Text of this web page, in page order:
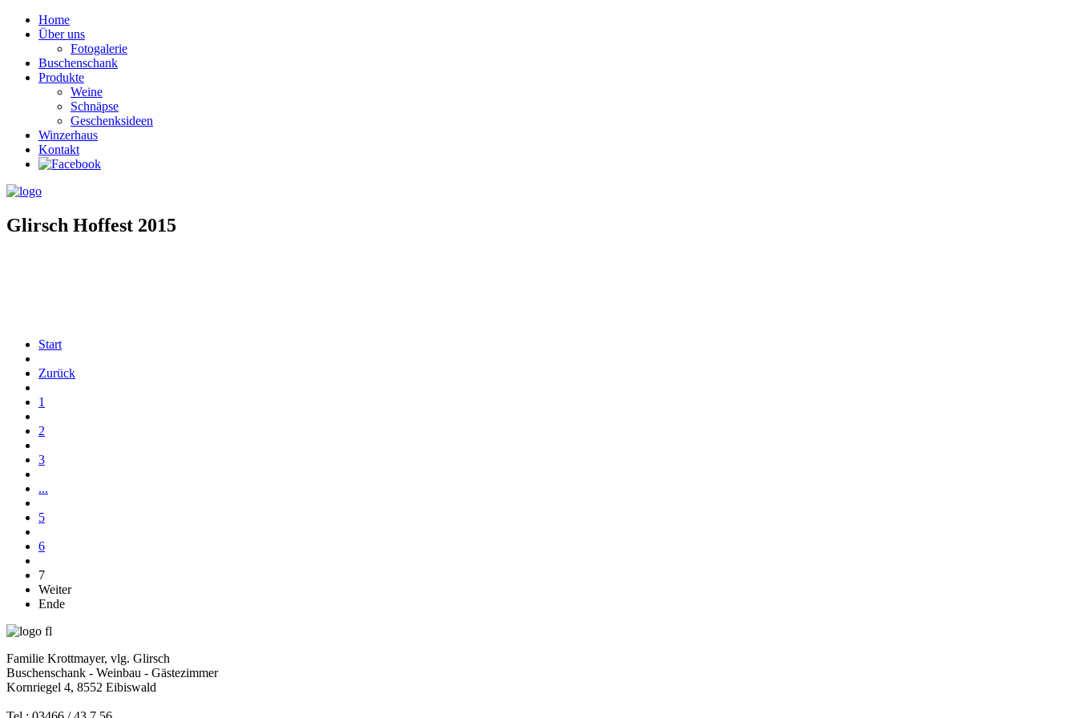
Home
Über uns
Fotogalerie
Buschenschank
Produkte
Weine
Schnäpse
Geschenksideen
Winzerhaus
Kontakt
Glirsch Hoffest 2015
Start
Zurück
1
2
3
...
5
6
7
Weiter
Ende
Familie Krottmayer, vlg. Glirsch
Buschenschank - Weinbau - Gästezimmer
Kornriegel 4, 8552 Eibiswald